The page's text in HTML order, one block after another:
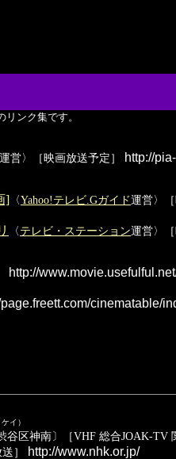
リンク集です。
運営〉［映画放送予定］ http://
] 〈Yahoo!テレビ.Gガイド運営〉［
〈テレビ・ステーション運営〉［
http://
page.freett.com/cinematable/
イ）
谷区神南〕［VHF 総合JOAK-TV
］
http://www.nhk.or.jp/